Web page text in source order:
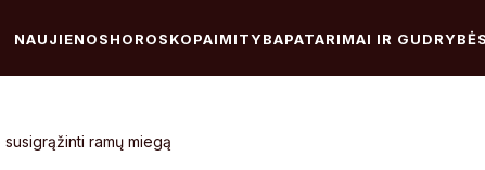
NAUJIENOSHOROSKOPAIMITYBAPATARIMAI IR
ramų miegą